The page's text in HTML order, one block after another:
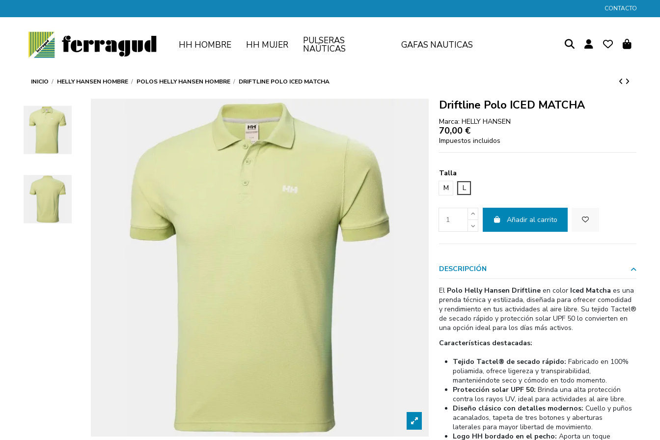
CONTACTO
HH HOMBRE HH MUJER PULSERAS
NAÚTICAS GAFAS NAUTICAS
INICIO HELLY HANSEN HOMBRE POLOS HELLY HANSEN HOMBRE DRIFTLINE POLO ICED MATCHA
Driftline Polo ICED MATCHA
Marca: HELLY HANSEN
70,00 €
Impuestos incluidos
Talla
M
L
Añadir al carrito
DESCRIPCIÓN
El Polo Helly Hansen Driftline en color Iced Matchaes una
prenda técnica y estilizada, diseñada para ofrecer comodidad
y rendimiento en tus actividades al aire libre. Su tejido Tactel®
de secado rápido y protección solar UPF 50 lo convierten en
una opción ideal para los días más activos.
Características destacadas:
Tejido Tactel® de secado rápido: Fabricado en 100%
poliamida, ofrece ligereza y transpirabilidad,
manteniéndote seco y cómodo en todo momento.
Protección solar UPF 50: Brinda una alta protección
contra los rayos UV, ideal para actividades al aire libre.
Diseño clásico con detalles modernos: Cuello y puños
acanalados, tapeta de tres botones y aberturas
laterales para mayor libertad de movimiento.
Logo HH bordado en el pecho: Aporta un toque